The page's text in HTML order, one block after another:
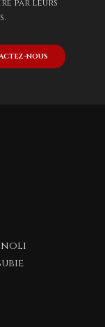
par leurs
nous